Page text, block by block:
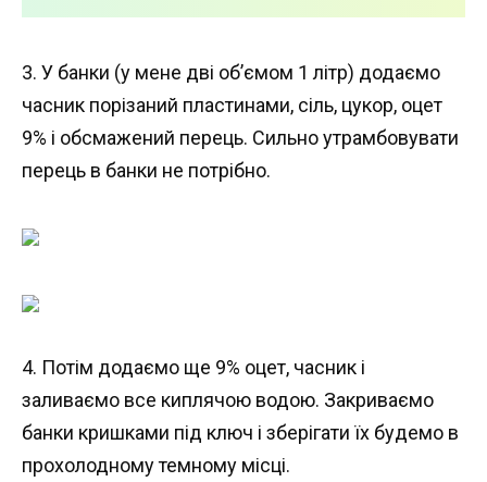
3. У банки (у мене дві об’ємом 1 літр) додаємо
часник порізаний пластинами, сіль, цукор, оцет
9% і обсмажений перець. Сильно утрамбовувати
перець в банки не потрібно.
4. Потім додаємо ще 9% оцет, часник і
заливаємо все киплячою водою. Закриваємо
банки кришками під ключ і зберігати їх будемо в
прохолодному темному місці.